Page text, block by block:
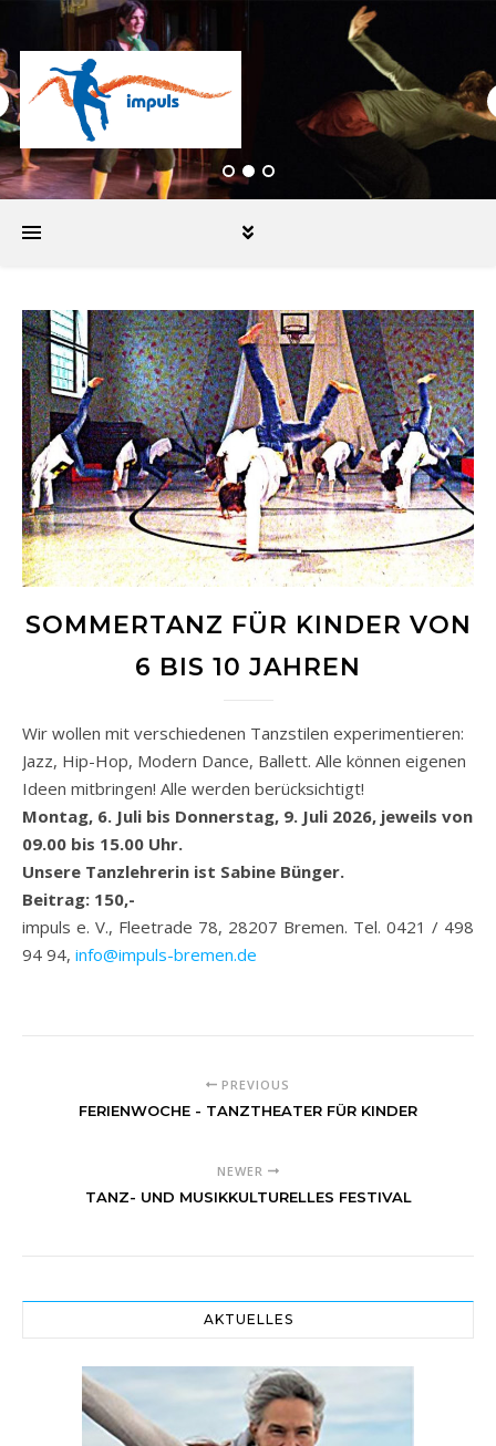
SOMMERTANZ FÜR KINDER VON
6 BIS 10 JAHREN
Wir wollen mit verschiedenen Tanzstilen experimentieren:
Jazz, Hip-Hop, Modern Dance, Ballett. Alle können eigenen
Ideen mitbringen! Alle werden berücksichtigt!
Montag, 6. Juli bis Donnerstag, 9. Juli 2026, jeweils von
09.00 bis 15.00 Uhr.
Unsere Tanzlehrerin ist Sabine Bünger.
Beitrag: 150,-
impuls e. V., Fleetrade 78, 28207 Bremen. Tel. 0421 / 498
94 94, info@impuls-bremen.de
PREVIOUS
FERIENWOCHE - TANZTHEATER FÜR KINDER
NEWER
TANZ- UND MUSIKKULTURELLES FESTIVAL
AKTUELLES